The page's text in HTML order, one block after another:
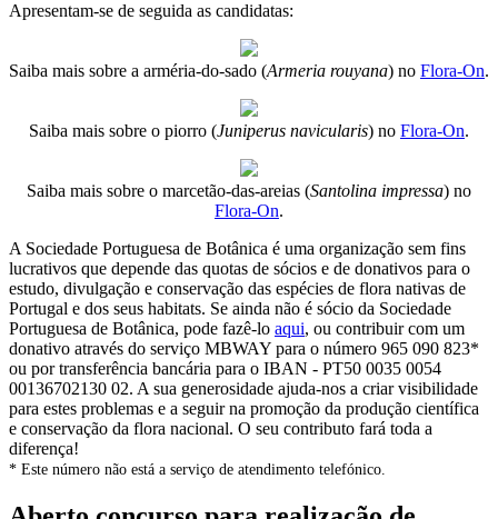
Apresentam-se de seguida as candidatas:
Saiba mais sobre a arméria-do-sado (Armeria rouyana) no Flora-On.
Saiba mais sobre o piorro (Juniperus navicularis) no Flora-On.
Saiba mais sobre o marcetão-das-areias (Santolina impressa) no
Flora-On.
A Sociedade Portuguesa de Botânica é uma organização sem fins
lucrativos que depende das quotas de sócios e de donativos para o
estudo, divulgação e conservação das espécies de flora nativas de
Portugal e dos seus habitats. Se ainda não é sócio da Sociedade
Portuguesa de Botânica, pode fazê-lo aqui, ou contribuir com um
donativo através do serviço MBWAY para o número 965 090 823*
ou por transferência bancária para o IBAN - PT50 0035 0054
00136702130 02. A sua generosidade ajuda-nos a criar visibilidade
para estes problemas e a seguir na promoção da produção científica
e conservação da flora nacional. O seu contributo fará toda a
diferença!
* Este número não está a serviço de atendimento telefónico.